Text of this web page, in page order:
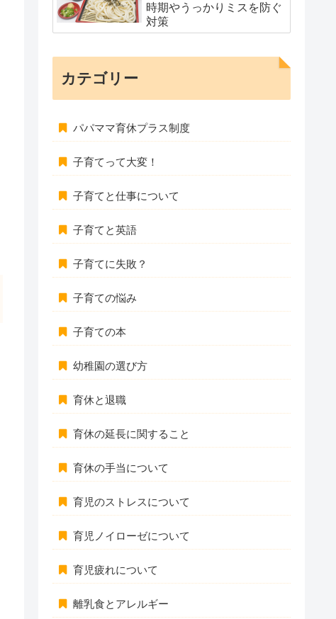
時期やうっかりミスを防ぐ
対策
カテゴリー
パパママ育休プラス制度
子育てって大変！
子育てと仕事について
子育てと英語
子育てに失敗？
子育ての悩み
子育ての本
幼稚園の選び方
育休と退職
育休の延長に関すること
育休の手当について
育児のストレスについて
育児ノイローゼについて
育児疲れについて
離乳食とアレルギー